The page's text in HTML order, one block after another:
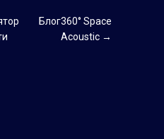
Блог360° Space
Acoustic →